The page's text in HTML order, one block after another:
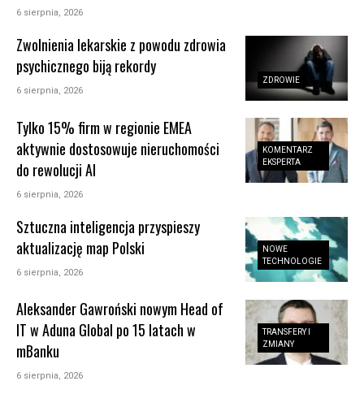
6 sierpnia, 2026
ZDROWIE
Zwolnienia lekarskie z powodu zdrowia
psychicznego biją rekordy
6 sierpnia, 2026
KOMENTARZ
EKSPERTA
Tylko 15% firm w regionie EMEA
aktywnie dostosowuje nieruchomości
do rewolucji AI
6 sierpnia, 2026
NOWE
TECHNOLOGIE
Sztuczna inteligencja przyspieszy
aktualizację map Polski
6 sierpnia, 2026
TRANSFERY I
ZMIANY
Aleksander Gawroński nowym Head of
IT w Aduna Global po 15 latach w
mBanku
6 sierpnia, 2026